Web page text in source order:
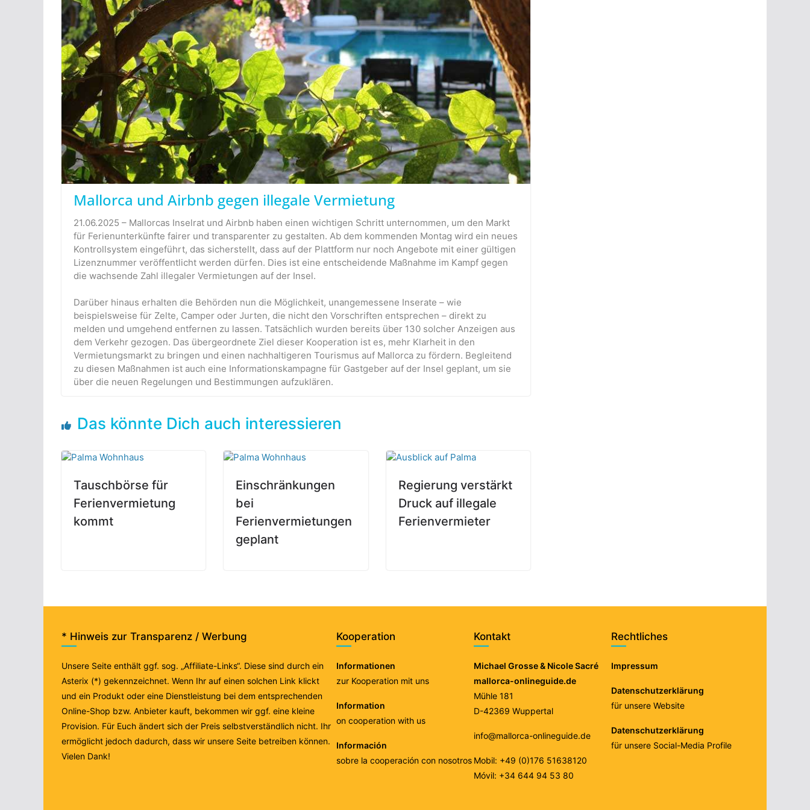
Mallorca und Airbnb gegen illegale Vermietung
21.06.2025 – Mallorcas Inselrat und Airbnb haben einen wichtigen Schritt unternommen, um den Markt
für Ferienunterkünfte fairer und transparenter zu gestalten. Ab dem kommenden Montag wird ein neues
Kontrollsystem eingeführt, das sicherstellt, dass auf der Plattform nur noch Angebote mit einer gültigen
Lizenznummer veröffentlicht werden dürfen. Dies ist eine entscheidende Maßnahme im Kampf gegen
die wachsende Zahl illegaler Vermietungen auf der Insel.
Darüber hinaus erhalten die Behörden nun die Möglichkeit, unangemessene Inserate – wie
beispielsweise für Zelte, Camper oder Jurten, die nicht den Vorschriften entsprechen – direkt zu
melden und umgehend entfernen zu lassen. Tatsächlich wurden bereits über 130 solcher Anzeigen aus
dem Verkehr gezogen. Das übergeordnete Ziel dieser Kooperation ist es, mehr Klarheit in den
Vermietungsmarkt zu bringen und einen nachhaltigeren Tourismus auf Mallorca zu fördern. Begleitend
zu diesen Maßnahmen ist auch eine Informationskampagne für Gastgeber auf der Insel geplant, um sie
über die neuen Regelungen und Bestimmungen aufzuklären.
Das könnte Dich auch interessieren
Tauschbörse für
Ferienvermietung
kommt
Einschränkungen
bei
Ferienvermietungen
geplant
Regierung verstärkt
Druck auf illegale
Ferienvermieter
* Hinweis zur Transparenz / Werbung
Unsere Seite enthält ggf. sog. „Affiliate-Links“. Diese sind durch ein
Asterix (*) gekennzeichnet. Wenn Ihr auf einen solchen Link klickt
und ein Produkt oder eine Dienstleistung bei dem entsprechenden
Online-Shop bzw. Anbieter kauft, bekommen wir ggf. eine kleine
Provision. Für Euch ändert sich der Preis selbstverständlich nicht. Ihr
ermöglicht jedoch dadurch, dass wir unsere Seite betreiben können.
Vielen Dank!
Kooperation
Informationen
zur Kooperation mit uns
Information
on cooperation with us
Información
sobre la cooperación con nosotros
Kontakt
Michael Grosse & Nicole Sacré
mallorca-onlineguide.de
Mühle 181
D-42369 Wuppertal
info@mallorca-onlineguide.de
Mobil: +49 (0)176 51638120
Móvil: +34 644 94 53 80
Rechtliches
Impressum
Datenschutzerklärung
für unsere Website
Datenschutzerklärung
für unsere Social-Media Profile